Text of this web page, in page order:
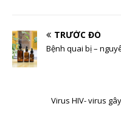
TRƯỚC ĐÓ
Bệnh quai bị –
Virus HIV- virus